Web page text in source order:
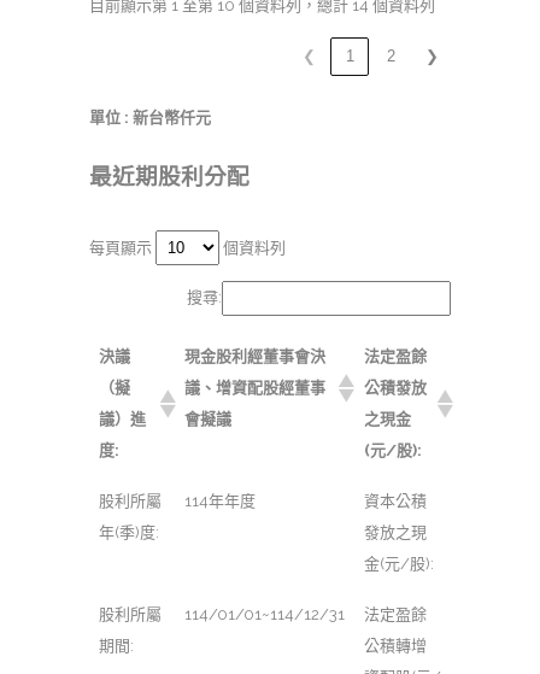
目前顯示第 1 至第 10 個資料列，總計 14 個資料列
❮ 1 2 ❯
單位 : 新台幣仟元
最近期股利分配
每頁顯示 個資料列
搜尋:
決議
（擬
議）進
度:
現金股利經董事會決
議、增資配股經董事
會擬議
法定盈餘
公積發放
之現金
(元/股):
股利所屬
年(季)度:
114年年度
資本公積
發放之現
金(元/股):
股利所屬
期間:
114/01/01~114/12/31
法定盈餘
公積轉增